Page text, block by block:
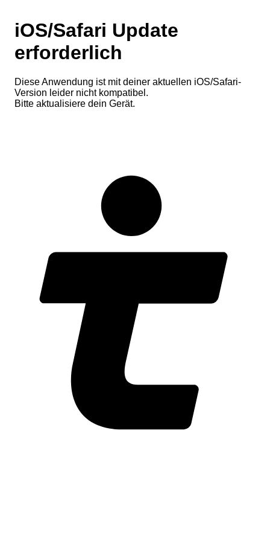
iOS/Safari Update
erforderlich
Diese Anwendung ist mit deiner aktuellen iOS/Safari-
Version leider nicht kompatibel.
Bitte aktualisiere dein Gerät.